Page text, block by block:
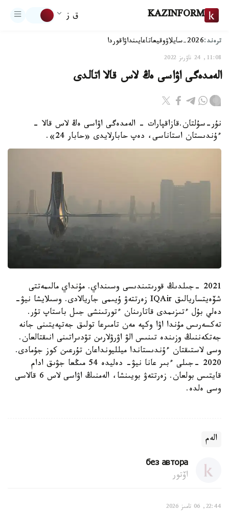
KAZINFORM ق ز
ترەند:2026-سايلاۋ وقيعاتاعايىنداۋاقوردا
11:08, 24 ناۋرىز 2022
الەمدەگى اۋاسى ەڭ لاس قالا اتالدى
نۇر-سۇلتان.قازاقپارات - الەمدەگى اۋاسى ەڭ لاس قالا -
ءۇندىستان استاناسى، دەپ حابارلايدى «حابار 24».
2021 -جىلدىڭ قورىتىندىسى وسىنداي. مۇنداي مالىمەتتى
شۆەيتساريالىق IQAir زەرتتەۋ ۇيىمى جاريالادى. وسىلايشا نيۋ-
دەلي بۇل ءتىزىمدى قاتارىنان ءتورتىنشى جىل باستاپ تۇر.
تەكسەرىس مۇندا اۋا وكپە مەن تامىرعا تولىق جەتپەيتىنى جانە
جەتكەننىڭ وزىندە تىنىس الۋ اۋرۋلارىن تۋدىراتىنى انىقتالعان.
وسى لاستىقتان ءۇندىستاندا ميلليونداعان تۇرعىن كوز جۇمادى.
2020 -جىلى ءبىر عانا نيۋ- دەليدە 54 مىڭعا جۋىق ادام
قايتىس بولعان. زەرتتەۋ بويىنشا، الەمنىڭ اۋاسى لاس 6 قالاسى
وسى ەلدە.
الەم
без автора
اۆتور
22:44, 06 تامىز 2026